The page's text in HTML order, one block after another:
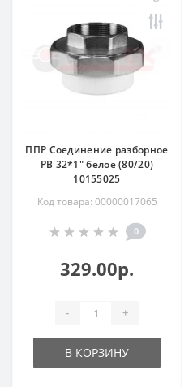
ППР Соединение разборное
РВ 32*1" белое (80/20)
10155025
Код товара: 00000017065
0
329.00р.
- +
В КОРЗИНУ